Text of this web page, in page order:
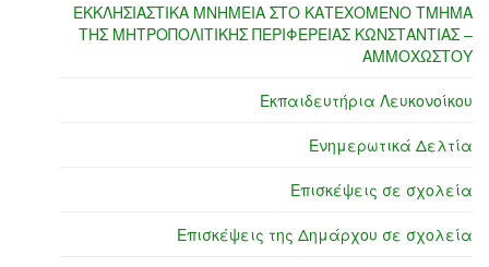
ΕΚΚΛΗΣΙΑΣΤΙΚΑ ΜΝΗΜΕΙΑ ΣΤΟ ΚΑΤΕΧΟΜΕΝΟ ΤΜΗΜΑ
ΤΗΣ ΜΗΤΡΟΠΟΛΙΤΙΚΗΣ ΠΕΡΙΦΕΡΕΙΑΣ ΚΩΝΣΤΑΝΤΙΑΣ –
ΑΜΜΟΧΩΣΤΟΥ
Εκπαιδευτήρια Λευκονοίκου
Ενημερωτικά Δελτία
Επισκέψεις σε σχολεία
Επισκέψεις της Δημάρχου σε σχολεία